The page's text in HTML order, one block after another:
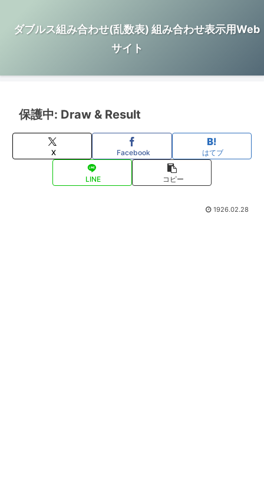
ダブルス組み合わせ(乱数表) 組み合わせ表示用Web
サイト
保護中: Draw & Result
X Facebook はてブ
LINE コピー
1926.02.28